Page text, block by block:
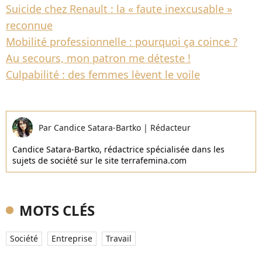
Suicide chez Renault : la « faute inexcusable »
reconnue
Mobilité professionnelle : pourquoi ça coince ?
Au secours, mon patron me déteste !
Culpabilité : des femmes lèvent le voile
Par Candice Satara-Bartko | Rédacteur
Candice Satara-Bartko, rédactrice spécialisée dans les
sujets de société sur le site terrafemina.com
MOTS CLÉS
Société Entreprise Travail